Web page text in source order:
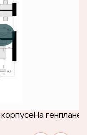
На генплане